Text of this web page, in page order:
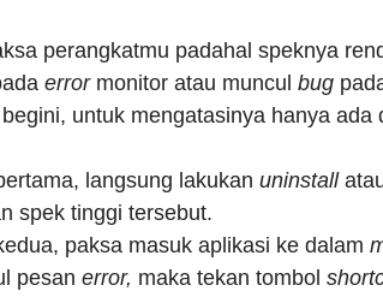
perangkatmu padahal speknya
errormonitor atau muncul bug
untuk mengatasinya hanya ada
langsung lakukan uninstall
spek tinggi tersebut.
paksa masuk aplikasi ke dalam
pesan error, maka tekan tombol